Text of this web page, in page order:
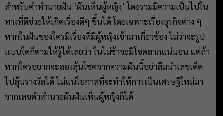
สำหรับคำทำนายฝัน ‘ฝันเห็นผู้หญิง’ โดยรวมมีความเป็นไปใน
ทางที่ดีช่วยให้เกิดเรื่องดีๆ ขึ้นได้ โดยเฉพาะเรื่องธุรกิจต่าง ๆ
หากในฝันของใครมีเรื่องที่มีผู้หญิงเข้ามาเกี่ยวข้อง ไม่ว่าจะรูป
แบบใดก็ตามให้รู้ได้เลยว่า ในไม่ช้าจะมีโชคลาภแน่นอน แต่ถ้า
หากใครอยากจะลองลุ้นโชคจากความฝันนี้อย่าลืมนำเลขเด็ด
ไปลุ้นรางวัลได้ ไม่แน่โอกาสที่จะทำให้การเป็นเศรษฐีใหม่มา
จากเลขคำทำนายฝันฝันเห็นผู้หญิงก็ได้